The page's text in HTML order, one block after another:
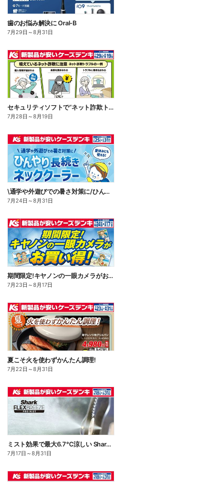
歯のお悩み解決に Oral-B
7月29日 ～8月31日
セキュリティソフトで“ネット詐欺トラブル”から守る!
7月28日 ～8月19日
\通学や外遊びでの暑さ対策に/ひんやり長続きネッククーラー
7月24日 ～8月31日
期間限定!キヤノンの一眼カメラがお買い得!
7月23日 ～8月17日
夏こそ火を使わずかんたん調理!
7月22日 ～8月31日
ミスト効果で最大6.7℃涼しい Shark FLEXBREEZE PRO MIST
7月17日 ～8月31日